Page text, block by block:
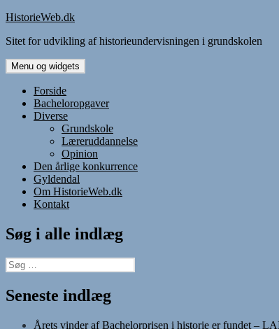
Hop
indhold
HistorieWeb.dk
Sitet for udvikling af historieundervisningen i grundskolen
Menu og widgets
Forside
Bacheloropgaver
Diverse
Grundskole
Læreruddannelse
Opinion
Den årlige konkurrence
Gyldendal
Om HistorieWeb.dk
Kontakt
Søg i alle indlæg
Søg
efter:
Seneste indlæg
Årets vinder af Bachelorprisen i historie er fundet –